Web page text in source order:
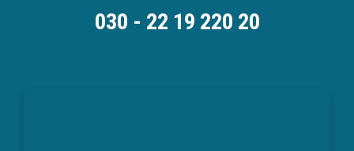
030 - 22 19 220 20